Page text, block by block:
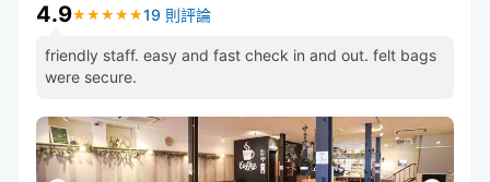
4.9★ ★ ★ ★ ★
★ ★ ★ ★ ★19 則評論
friendly staff. easy and fast check in and out. felt bags
were secure.